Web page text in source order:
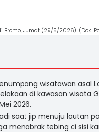
Bromo, Jumat (29/5/2026). (Dok.
wisatawan asal
di kawasan wisata
2026.
saat jip menuju lautan
menabrak tebing di sisi